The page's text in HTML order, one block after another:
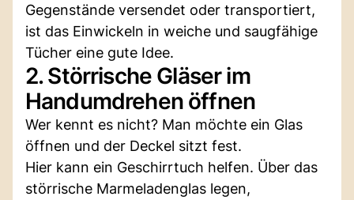
Gegenstände versendet oder transportiert,
ist das Einwickeln in weiche und saugfähige
Tücher eine gute Idee.
2. Störrische Gläser im
Handumdrehen öffnen
Wer kennt es nicht? Man möchte ein Glas
öffnen und der Deckel sitzt fest.
Hier kann ein Geschirrtuch helfen. Über das
störrische Marmeladenglas legen,